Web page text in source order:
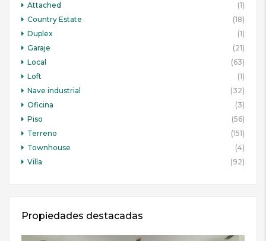
Attached
(1)
Country Estate
(18)
Duplex
(1)
Garaje
(21)
Local
(63)
Loft
(1)
Nave industrial
(32)
Oficina
(3)
Piso
(56)
Terreno
(151)
Townhouse
(4)
Villa
(92)
Propiedades destacadas